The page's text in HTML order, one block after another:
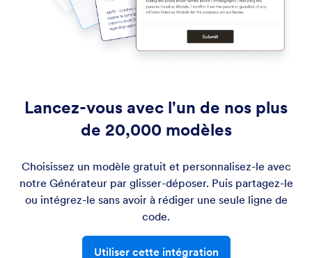
Lancez-vous avec l'un de nos plus
de 20,000 modèles
Choisissez un modèle gratuit et personnalisez-le avec
notre Générateur par glisser-déposer. Puis partagez-le
ou intégrez-le sans avoir à rédiger une seule ligne de
code.
Utiliser cette intégration